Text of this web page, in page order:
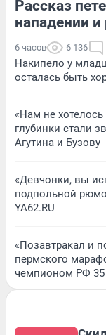
Рассказ
нападении и
6 часов 6 136
Накипело у
осталась быть
«Нам не
глубинки стали
Агутина и Бузову
«Девчонки, вы
подпольной
YA62.RU
«Позавтракал и
пермского
чемпионом РФ 35